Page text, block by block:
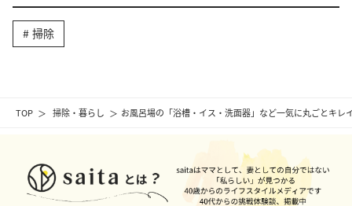
TOP 掃除・暮らし お風呂場の「浴槽・イス・洗面器」など一気に丸ごとキレ
掃除